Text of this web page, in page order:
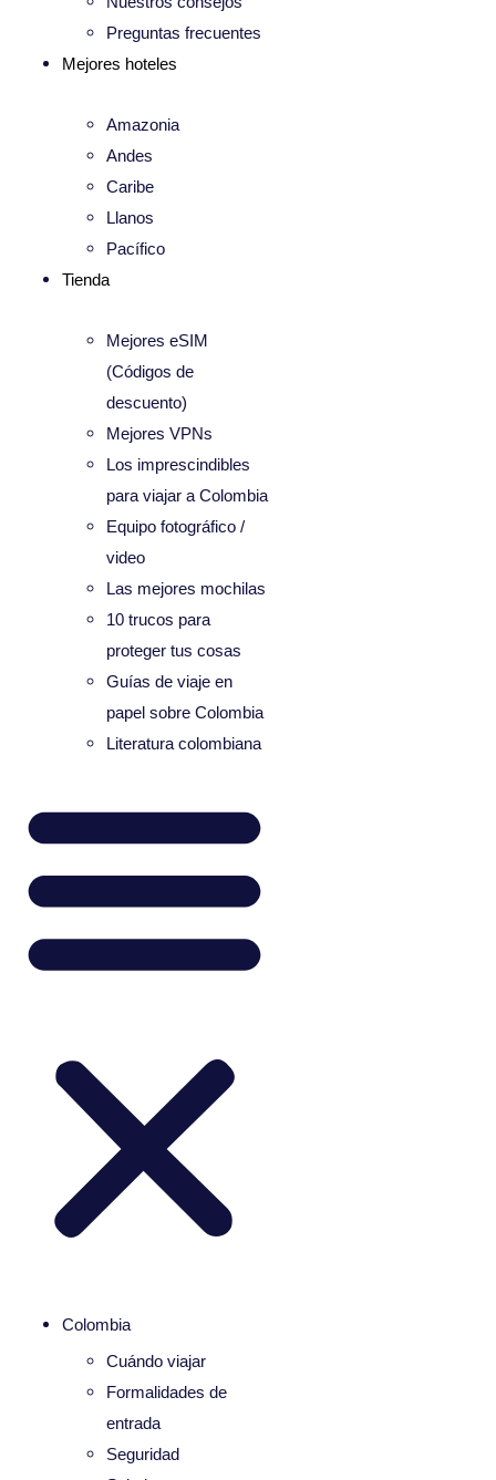
Preguntas frecuentes
Mejores hoteles
Amazonia
Andes
Caribe
Llanos
Pacífico
Tienda
Mejores eSIM
(Códigos de
descuento)
Mejores VPNs
Los imprescindibles
para viajar a Colombia
Equipo fotográfico /
video
Las mejores mochilas
10 trucos para
proteger tus cosas
Guías de viaje en
papel sobre Colombia
Literatura colombiana
Colombia
Cuándo viajar
Formalidades de
entrada
Seguridad